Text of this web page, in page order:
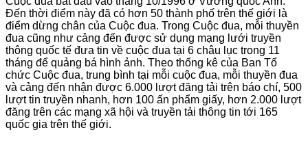
Đến thời điểm này đã có hơn 50 thành phố trên thế giới là
điểm dừng chân của Cuộc đua. Trong Cuộc đua, mỗi thuyền
đua cũng như cảng đến được sử dụng mạng lưới truyền
thông quốc tế đưa tin về cuộc đua tại 6 châu lục trong 11
tháng để quảng bá hình ảnh. Theo thống kê của Ban Tổ
chức Cuộc đua, trung bình tại mỗi cuộc đua, mỗi thuyền đua
và cảng đến nhận được 6.000 lượt đăng tải trên báo chí, 500
lượt tin truyền nhanh, hơn 100 ấn phẩm giấy, hơn 2.000 lượt
đăng trên các mạng xã hội và truyền tải thông tin tới 165
quốc gia trên thế giới.